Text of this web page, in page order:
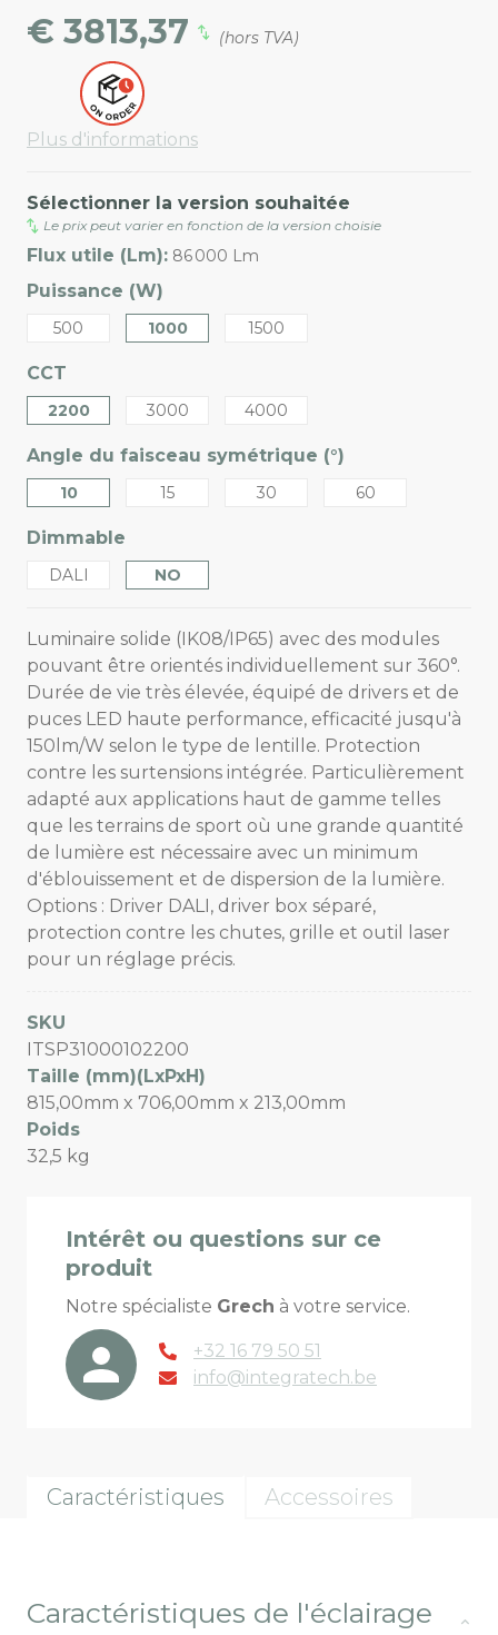
€ 3813,37
(hors TVA)
Plus d'informations
Sélectionner la version souhaitée
Le prix peut varier en fonction de la version choisie
Flux utile (Lm): 86 000 Lm
Puissance (W)
500 1000 1500
CCT
2200 3000 4000
Angle du faisceau symétrique (°)
10 15 30 60
Dimmable
DALI NO
Luminaire solide (IK08/IP65) avec des modules
pouvant être orientés individuellement sur 360°.
Durée de vie très élevée, équipé de drivers et de
puces LED haute performance, efficacité jusqu'à
150lm/W selon le type de lentille. Protection
contre les surtensions intégrée. Particulièrement
adapté aux applications haut de gamme telles
que les terrains de sport où une grande quantité
de lumière est nécessaire avec un minimum
d'éblouissement et de dispersion de la lumière.
Options : Driver DALI, driver box séparé,
protection contre les chutes, grille et outil laser
pour un réglage précis.
SKU
ITSP31000102200
Taille (mm)(LxPxH)
815,00mm x 706,00mm x 213,00mm
Poids
32,5 kg
Intérêt ou questions sur ce
produit
Notre spécialiste Grech à votre service.
+32 16 79 50 51
info@integratech.be
Caractéristiques Accessoires
Caractéristiques de l'éclairage